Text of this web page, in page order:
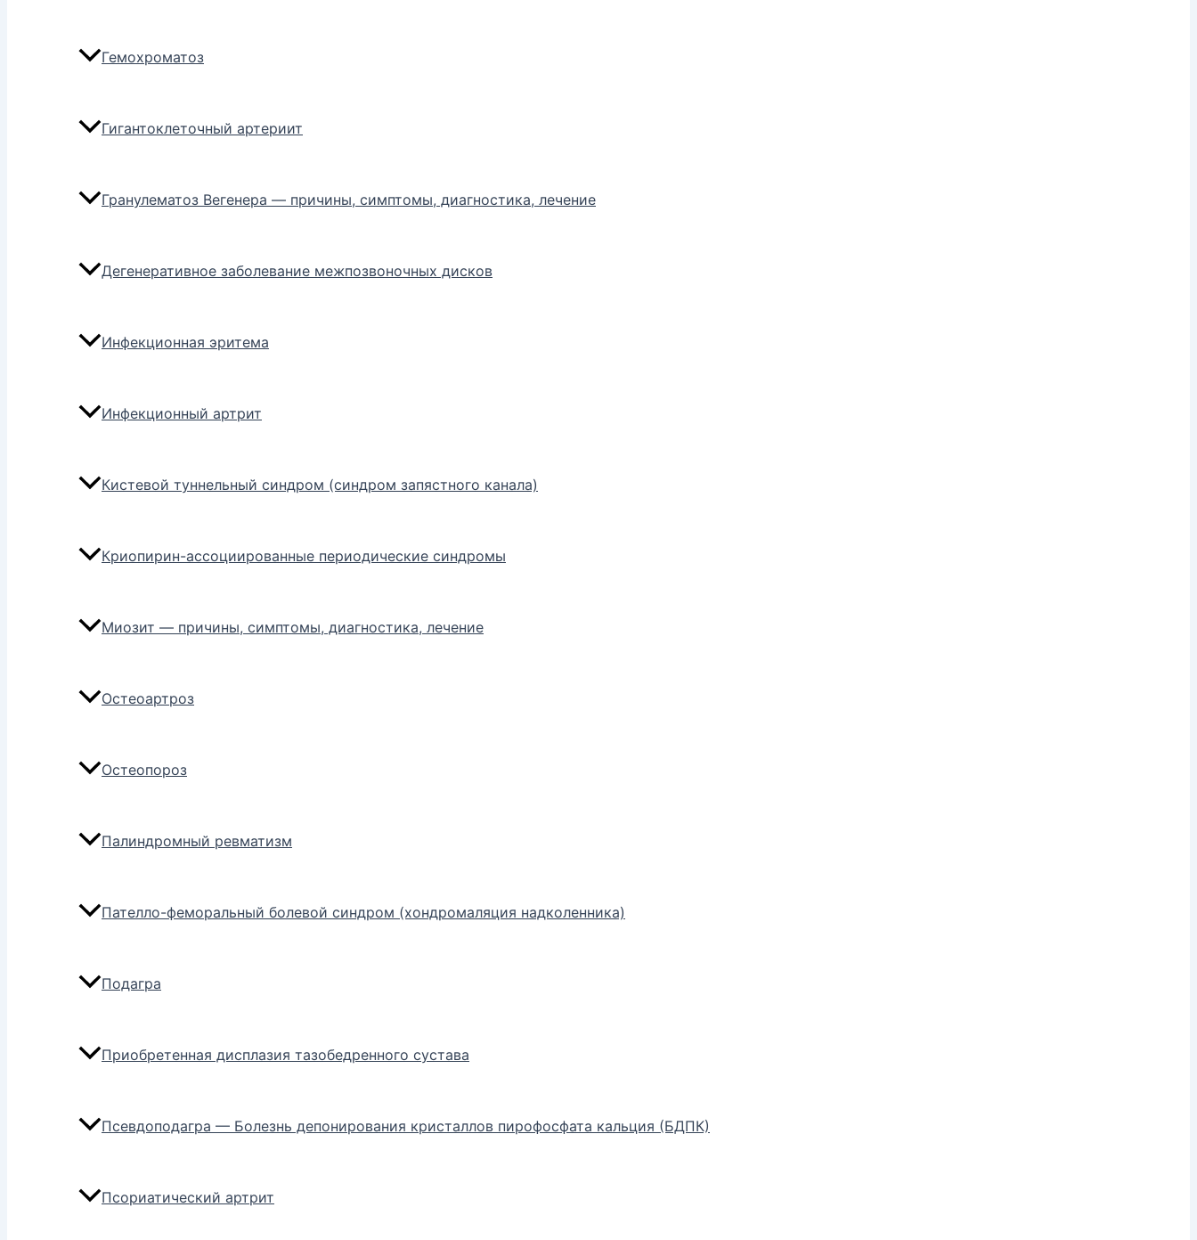
Гемохроматоз
Гигантоклеточный артериит
Гранулематоз Вегенера — причины, симптомы, диагностика, лечение
Дегенеративное заболевание межпозвоночных дисков
Инфекционная эритема
Инфекционный артрит
Кистевой туннельный синдром (синдром запястного канала)
Криопирин-ассоциированные периодические синдромы
Миозит — причины, симптомы, диагностика, лечение
Остеоартроз
Остеопороз
Палиндромный ревматизм
Пателло-феморальный болевой синдром (хондромаляция надколенника)
Подагра
Приобретенная дисплазия тазобедренного сустава
Псевдоподагра — Болезнь депонирования кристаллов пирофосфата кальция (БДПК)
Псориатический артрит